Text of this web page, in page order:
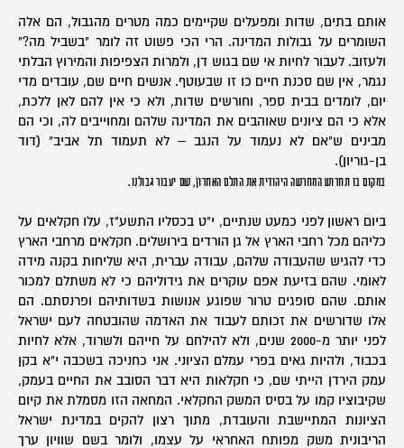
אותם בתים, שדות ומפעלים שקיימים כמה מטרים מהגבול, הם אלה
השומרים על גבולות המדינה. הרי הכי פשוט זה לומר "בשביל מה?"
ולעזוב. לעבור לחיות אי שם בגוש דן, ולמרות הצפיפות והמירוץ הבלתי
נגמר, אין שם סכנת חיים כו זו שבעוטף. אנשים חיים שם, עובדים מדי
יום, לומדים בבית ספר, וחורשים שדות, ולא כי אין להם לאן ללכת,
אלא כי הם ציונים שאוהבים את המדינה שלהם ומחוייבים לה, וכי הם
מבינים ש"אם לא נעמוד על הנגב – לא תעמוד תל אביב" (דוד
בן-גוריון).
במקום בו תחרוש המחרשה היהודית את התלם האחרון, שם יעבור גבולנו.
ביום ראשון לפני כמעט שנתיים, י"ט בכסליו התשע"ז, עלו חקלאים על
כליהם מכל רחבי הארץ אל גן הורדים בירושלים. חקלאים מרחבי הארץ
כדי להגיש שהעבודה שלהם, עבודה עברית, היא שליחות בקנה מידה
לאומי. שהם בזיעת אפם עוקרים את גידוליהם כי לא משתלם למכור
אותם. שהם סופגים טרור שפוגע אנושות בשדותיהם ופרנסתם. הם
אלו שדורשים את זכותם לעבוד את האדמה שהובטחה לעם ישראל
לפני יותר מ-2000 שנים, ולא להילחם על חייהם ולשרוד, אלא לחיות
בכבוד, ולהיות גאים בפרי עמלם הציוני. אני כחניכה בשכבה י"א בקן
עמק הירדן הייתי שם, כי חקלאות היא דבר הסובב את החיים בעמק,
שקיבוציו קמו על בסיס המשק החקלאי. המחאה הזו מסמלת את קיום
הציונות המתיישבת והעובדת, מתוך רצון להקים במדינת ישראל
הריבונית משק מפותח האחראי על עצמו, ולומר בשם שוויון ערך